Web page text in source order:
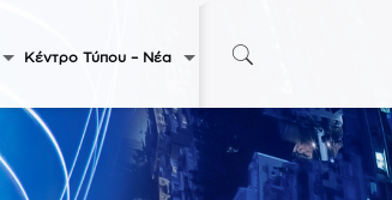
Κέντρο Τύπου – Νέα